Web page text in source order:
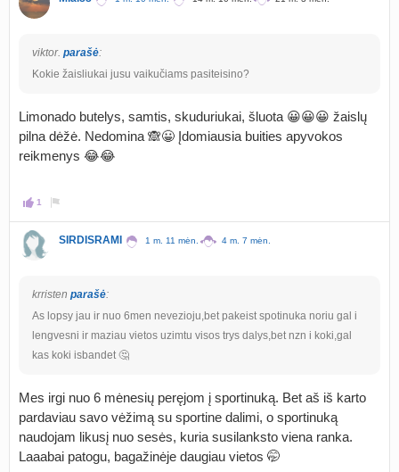
viktor. parašė:
Kokie žaisliukai jusu vaikučiams pasiteisino?
Limonado butelys, samtis, skuduriukai, šluota 😀😀😀 žaislų
pilna dėžė. Nedomina 🙈😀 Įdomiausia buities apyvokos
reikmenys 😂😂
1
SIRDISRAMI 1 m. 11 mėn. 4 m. 7 mėn.
krristen parašė:
As lopsy jau ir nuo 6men nevezioju,bet pakeist spotinuka noriu gal i
lengvesni ir maziau vietos uzimtu visos trys dalys,bet nzn i koki,gal
kas koki isbandet 🤔
Mes irgi nuo 6 mėnesių peręjom į sportinuką. Bet aš iš karto
pardaviau savo vėžimą su sportine dalimi, o sportinuką
naudojam likusį nuo sesės, kuria susilanksto viena ranka.
Laaabai patogu, bagažinėje daugiau vietos 🤭